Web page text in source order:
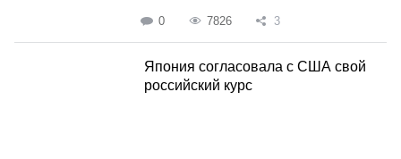
0 7826 3
Япония согласовала с США свой
российский курс